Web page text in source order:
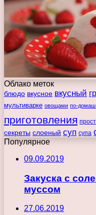
Облако меток
блюдо вкусное вкусный
мультиварке овощами по-
приготовления
секреты слоеный суп супа
Популярное
09.09.2019
Закуска с
муссом
27.06.2019